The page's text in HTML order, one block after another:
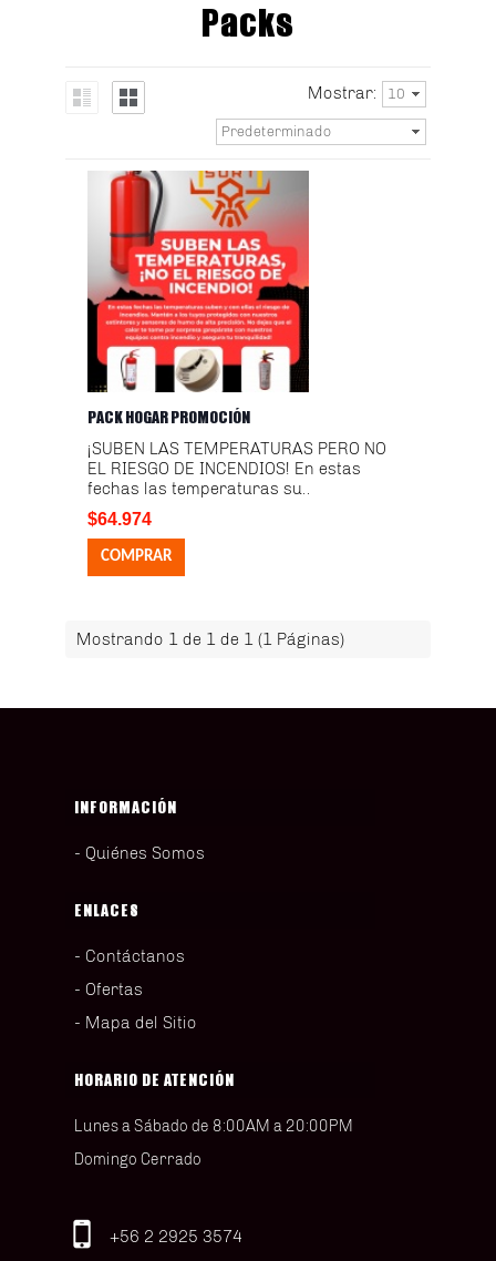
Packs
Mostrar: 10
Predeterminado
PACK HOGAR PROMOCIÓN
¡SUBEN LAS TEMPERATURAS PERO NO
EL RIESGO DE INCENDIOS! En estas
fechas las temperaturas su..
$64.974
Mostrando 1 de 1 de 1 (1 Páginas)
INFORMACIÓN
Quiénes Somos
ENLACES
Contáctanos
Ofertas
Mapa del Sitio
HORARIO DE ATENCIÓN
Lunes a Sábado de 8:00AM a 20:00PM
Domingo Cerrado
+56 2 2925 3574